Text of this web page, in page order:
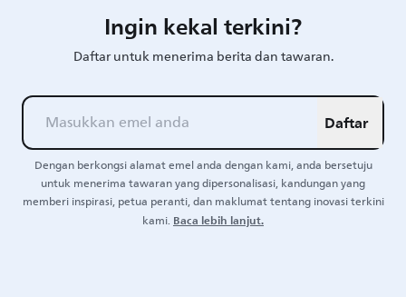
Ingin kekal terkini?
Daftar untuk menerima berita dan tawaran.
Daftar
Dengan berkongsi alamat emel anda dengan kami, anda bersetuju
untuk menerima tawaran yang dipersonalisasi, kandungan yang
memberi inspirasi, petua peranti, dan maklumat tentang inovasi terkini
kami.Baca lebih lanjut.